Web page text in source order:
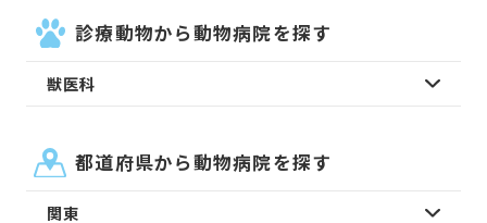
診療動物から動物病院を探す
獣医科
都道府県から動物病院を探す
関東